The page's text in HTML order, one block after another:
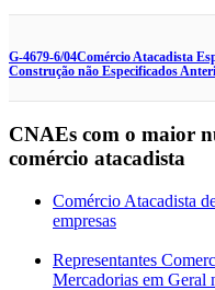
G-4679-6/04Comércio Atacadista
Construção não Especificados
CNAEs com o maior
comércio atacadista
Comércio Atacadista
empresas
Representantes
Mercadorias em Geral